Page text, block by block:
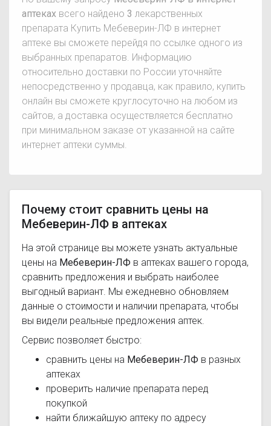
аптеках всего найдено 3 лекарственных
препарата Купить Мебеверин-ЛФ в интернет
аптеке вы сможете перейдя по ссылке одного из
выбранных препаратов. Информацию
относительно доставки по России уточняйте
непосредственно у продавца, как правило, купить
онлайн вы сможете круглосуточно на любом из
сайтов, а доставка осуществляется бесплатно
при минимальном заказе от указанной на сайте
интернет аптеки суммы.
Почему стоит сравнить цены на
Мебеверин-ЛФ в аптеках
На этой странице вы можете узнать актуальные
цены на Мебеверин-ЛФ в аптеках вашего города,
сравнить предложения и выбрать наиболее
выгодный вариант. Мы ежедневно обновляем
данные о стоимости и наличии препарата, чтобы
вы видели реальные предложения аптек.
Сервис позволяет быстро:
сравнить цены на Мебеверин-ЛФ в разных
аптеках
проверить наличие препарата перед
покупкой
найти ближайшую аптеку по адресу